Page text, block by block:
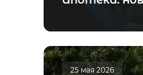
25 мая 2026